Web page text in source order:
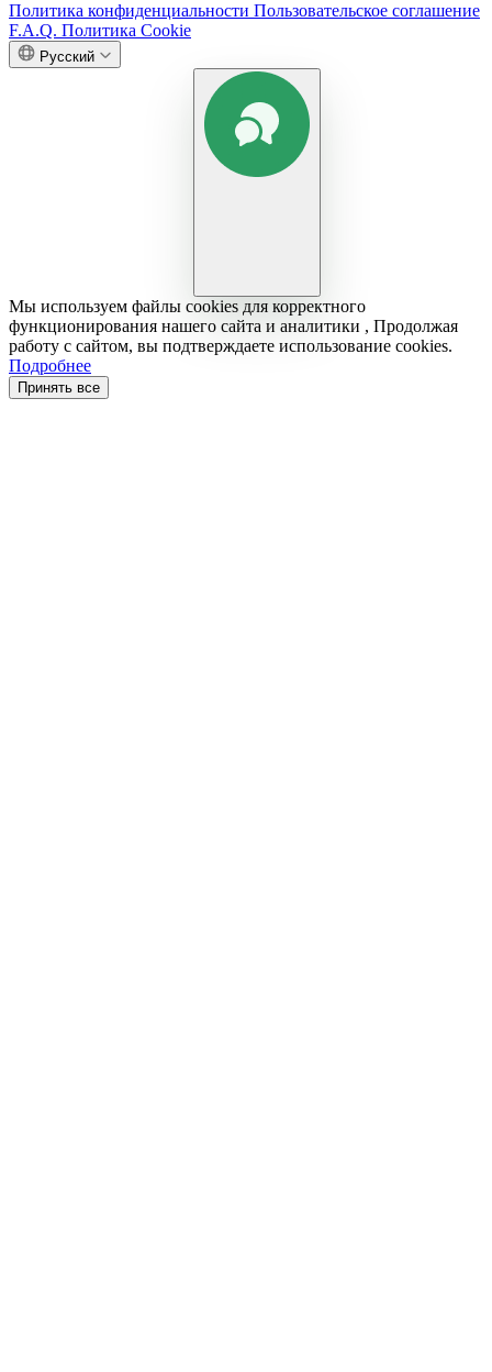
Политика конфиденциальности Пользовательское соглашение
F.A.Q. Политика Cookie
Русский
Мы используем файлы cookies для корректного
функционирования нашего сайта и аналитики , Продолжая
работу с сайтом, вы подтверждаете использование cookies.
Подробнее
Принять все